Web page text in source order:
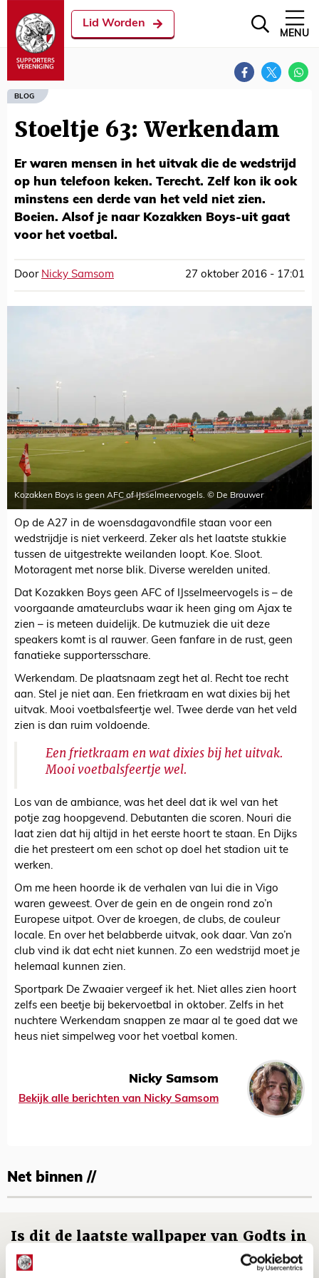
Lid Worden
MENU
BLOG
Stoeltje 63: Werkendam
Er waren mensen in het uitvak die de wedstrijd
op hun telefoon keken. Terecht. Zelf kon ik ook
minstens een derde van het veld niet zien.
Boeien. Alsof je naar Kozakken Boys-uit gaat
voor het voetbal.
Door Nicky Samsom 27 oktober 2016 - 17:01
Kozakken Boys is geen AFC of IJsselmeervogels. © De Brouwer
Op de A27 in de woensdagavondfile staan voor een
wedstrijdje is niet verkeerd. Zeker als het laatste stukkie
tussen de uitgestrekte weilanden loopt. Koe. Sloot.
Motoragent met norse blik. Diverse werelden united.
Dat Kozakken Boys geen AFC of IJsselmeervogels is – de
voorgaande amateurclubs waar ik heen ging om Ajax te
zien – is meteen duidelijk. De kutmuziek die uit deze
speakers komt is al rauwer. Geen fanfare in de rust, geen
fanatieke supportersschare.
Werkendam. De plaatsnaam zegt het al. Recht toe recht
aan. Stel je niet aan. Een frietkraam en wat dixies bij het
uitvak. Mooi voetbalsfeertje wel. Twee derde van het veld
zien is dan ruim voldoende.
Een frietkraam en wat dixies bij het uitvak.
Mooi voetbalsfeertje wel.
Los van de ambiance, was het deel dat ik wel van het
potje zag hoopgevend. Debutanten die scoren. Nouri die
laat zien dat hij altijd in het eerste hoort te staan. En Dijks
die het presteert om een schot op doel het stadion uit te
werken.
Om me heen hoorde ik de verhalen van lui die in Vigo
waren geweest. Over de gein en de ongein rond zo’n
Europese uitpot. Over de kroegen, de clubs, de couleur
locale. En over het belabberde uitvak, ook daar. Van zo’n
club vind ik dat echt niet kunnen. Zo een wedstrijd moet je
helemaal kunnen zien.
Sportpark De Zwaaier vergeef ik het. Niet alles zien hoort
zelfs een beetje bij bekervoetbal in oktober. Zelfs in het
nuchtere Werkendam snappen ze maar al te goed dat we
heus niet simpelweg voor het voetbal komen.
Nicky Samsom
Bekijk alle berichten van Nicky Samsom
Net binnen //
Is dit de laatste wallpaper van Godts in
de Johan Cruijff Arena?